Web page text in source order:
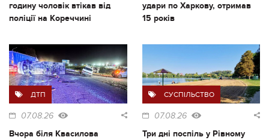
годину чоловік втікав від
поліції на Кореччині
удари по Харкову, отримав
15 років
ДТП
07.08.26
Вчора біля Квасилова
СУСПІЛЬСТВО
07.08.26
Три дні поспіль у Рівному